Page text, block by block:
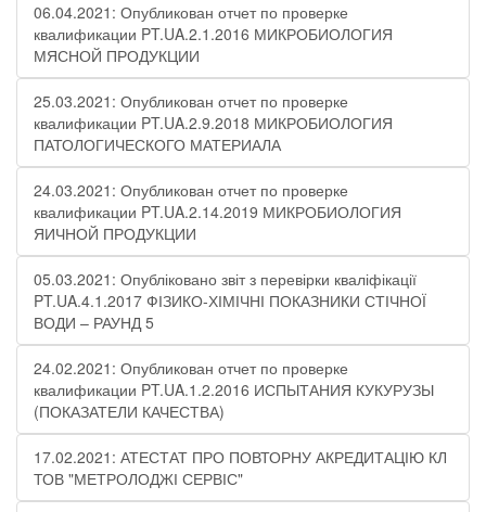
06.04.2021: Опубликован отчет по проверке
квалификации PT.UA.2.1.2016 МИКРОБИОЛОГИЯ
МЯСНОЙ ПРОДУКЦИИ
25.03.2021: Опубликован отчет по проверке
квалификации PT.UA.2.9.2018 МИКРОБИОЛОГИЯ
ПАТОЛОГИЧЕСКОГО МАТЕРИАЛА
24.03.2021: Опубликован отчет по проверке
квалификации PT.UA.2.14.2019 МИКРОБИОЛОГИЯ
ЯИЧНОЙ ПРОДУКЦИИ
05.03.2021: Опубліковано звіт з перевірки кваліфікації
PT.UA.4.1.2017 ФІЗИКО-ХІМІЧНІ ПОКАЗНИКИ СТІЧНОЇ
ВОДИ – РАУНД 5
24.02.2021: Опубликован отчет по проверке
квалификации PT.UA.1.2.2016 ИСПЫТАНИЯ КУКУРУЗЫ
(ПОКАЗАТЕЛИ КАЧЕСТВА)
17.02.2021: АТЕСТАТ ПРО ПОВТОРНУ АКРЕДИТАЦІЮ КЛ
ТОВ "МЕТРОЛОДЖІ СЕРВІС"